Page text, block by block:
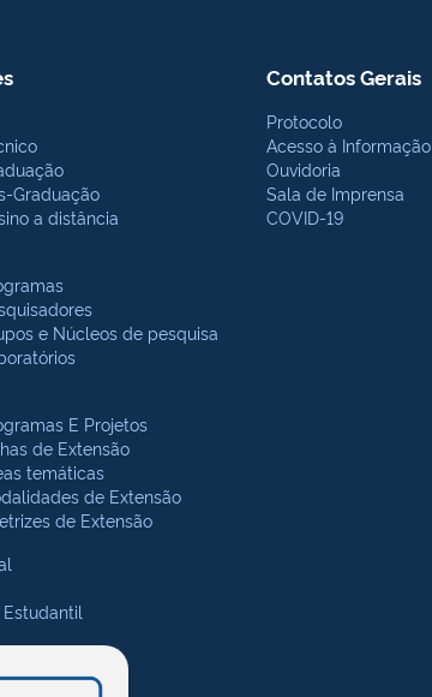
Graduação
a distância
e Núcleos de pesquisa
E Projetos
de Extensão
temáticas
de Extensão
de Extensão
Contatos Gerais
Protocolo
Acesso à Informação
Ouvidoria
Sala de Imprensa
COVID-19